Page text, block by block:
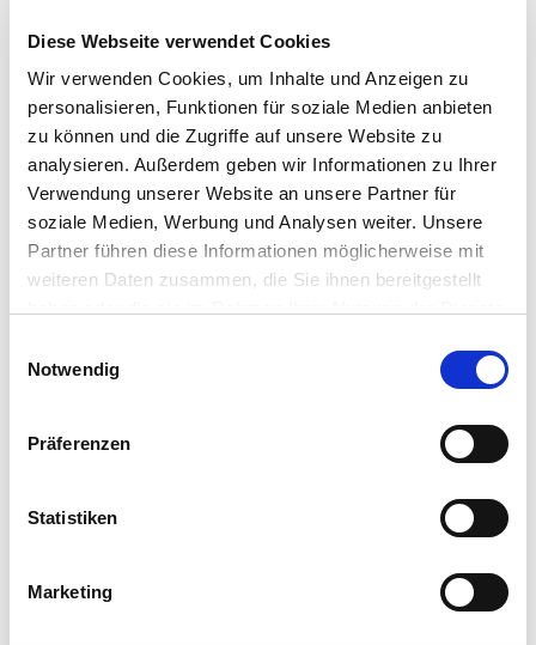
Diese Webseite verwendet Cookies
Wir verwenden Cookies, um Inhalte und Anzeigen zu
personalisieren, Funktionen für soziale Medien anbieten
zu können und die Zugriffe auf unsere Website zu
analysieren. Außerdem geben wir Informationen zu Ihrer
Verwendung unserer Website an unsere Partner für
soziale Medien, Werbung und Analysen weiter. Unsere
Partner führen diese Informationen möglicherweise mit
weiteren Daten zusammen, die Sie ihnen bereitgestellt
betätigen Sie anschließend den "OK"-Button:
Notwendig
Präferenzen
Statistiken
Marketing
Broekstraat 13
E-Mail:
info@kaemingk.com
Webseite:
https://www.kaemingk.com